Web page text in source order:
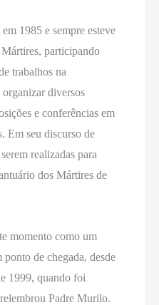
1985 e sempre esteve
participando
trabalhos na
diversos
e conferências em
Em seu discurso de
realizadas para
dos Mártires de
momento como um
de chegada, desde
1999, quando foi
Padre Murilo.